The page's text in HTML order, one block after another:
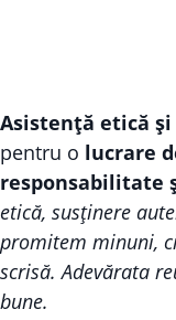
Asistență etică
pentru o lucrare
responsabilitate
etică, susținere
promitem minuni,
scrisă. Adevărata
bune.